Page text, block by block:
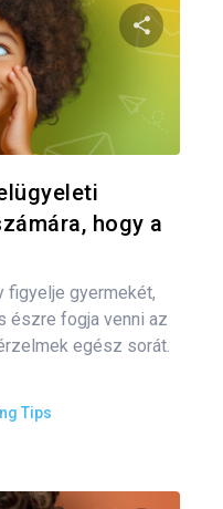
hogy a
figyelje gyermekét,
észre fogja venni az
egész sorát.
Tips